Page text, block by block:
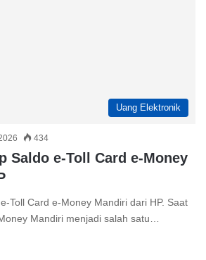
Uang Elektronik
434
Saldo e-Toll Card e-Money
Toll Card e-Money Mandiri dari HP. Saat
Mandiri menjadi salah satu…